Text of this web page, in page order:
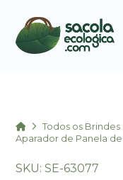
HomeTodos os Brindes
Aparador de Panela
SKU: SE-63077